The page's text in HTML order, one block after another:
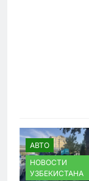
АВТО
НОВОСТИ
УЗБЕКИСТАНА